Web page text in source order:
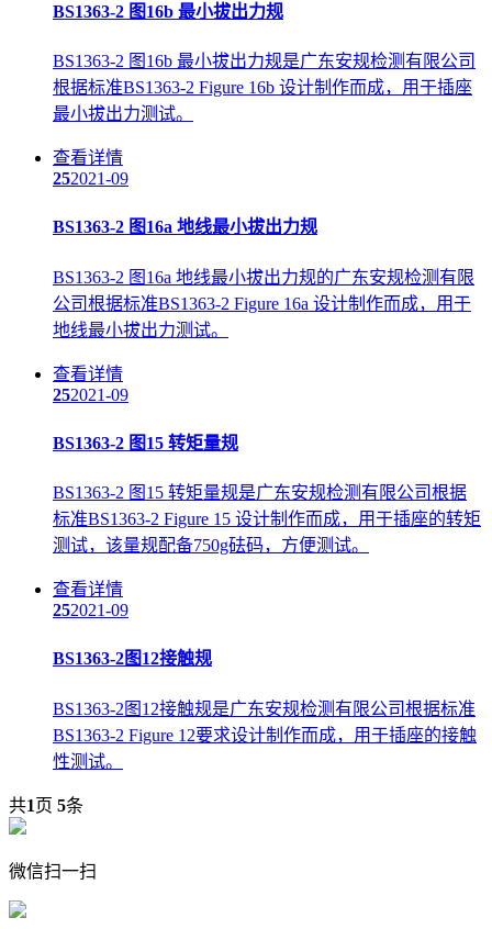
BS1363-2 图16b 最小拔出力规
BS1363-2 图16b 最小拔出力规是广东安规检测有限公司
根据标准BS1363-2 Figure 16b 设计制作而成，用于插座
最小拔出力测试。
查看详情
252021-09
BS1363-2 图16a 地线最小拔出力规
BS1363-2 图16a 地线最小拔出力规的广东安规检测有限
公司根据标准BS1363-2 Figure 16a 设计制作而成，用于
地线最小拔出力测试。
查看详情
252021-09
BS1363-2 图15 转矩量规
BS1363-2 图15 转矩量规是广东安规检测有限公司根据
标准BS1363-2 Figure 15 设计制作而成，用于插座的转矩
测试，该量规配备750g砝码，方便测试。
查看详情
252021-09
BS1363-2图12接触规
BS1363-2图12接触规是广东安规检测有限公司根据标准
BS1363-2 Figure 12要求设计制作而成，用于插座的接触
性测试。
共1页 5条
微信扫一扫